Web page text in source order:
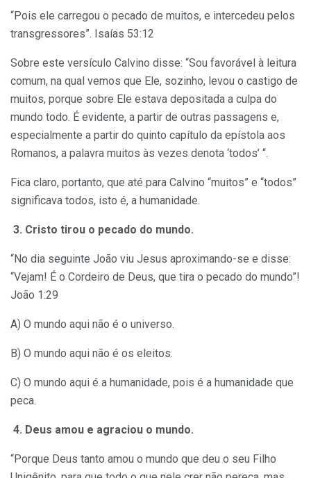
“Pois ele carregou o pecado de muitos, e intercedeu pelos
transgressores”. Isaías 53:12
Sobre este versículo Calvino disse: “Sou favorável à leitura
comum, na qual vemos que Ele, sozinho, levou o castigo de
muitos, porque sobre Ele estava depositada a culpa do
mundo todo. É evidente, a partir de outras passagens e,
especialmente a partir do quinto capítulo da epístola aos
Romanos, a palavra muitos às vezes denota ‘todos’ “.
Fica claro, portanto, que até para Calvino “muitos” e “todos”
significava todos, isto é, a humanidade.
3. Cristo tirou o pecado do mundo.
“No dia seguinte João viu Jesus aproximando-se e disse:
“Vejam! É o Cordeiro de Deus, que tira o pecado do mundo”!
João 1:29
A) O mundo aqui não é o universo.
B) O mundo aqui não é os eleitos.
C) O mundo aqui é a humanidade, pois é a humanidade que
peca.
4. Deus amou e agraciou o mundo.
“Porque Deus tanto amou o mundo que deu o seu Filho